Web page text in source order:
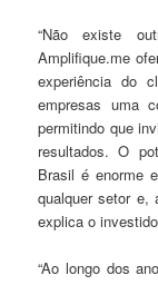
“Não existe
Amplifique.me
experiência do
empresas uma
permitindo que
resultados. O
Brasil é enorme
qualquer setor e,
explica o
“Ao longo dos